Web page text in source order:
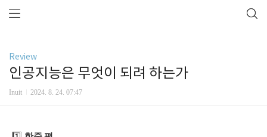
Review
인공지능은 무엇이 되려 하는가
Inuit 2024. 8. 24. 07:47